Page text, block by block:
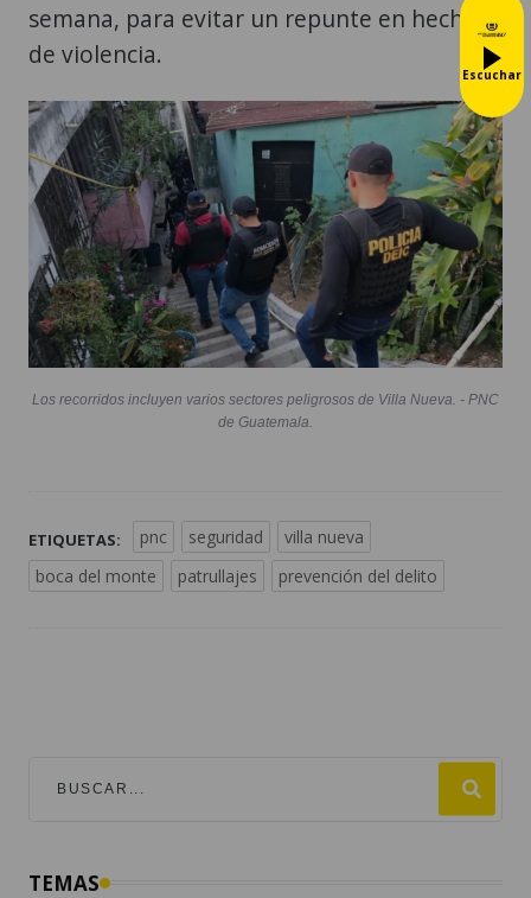
semana, para evitar un repunte en hechos
de violencia.
Los recorridos incluyen varios sectores peligrosos de Villa Nueva. - PNC
de Guatemala.
ETIQUETAS: pnc seguridad
villa nueva
boca del monte
patrullajes prevención del delito
TEMAS
Escuchar